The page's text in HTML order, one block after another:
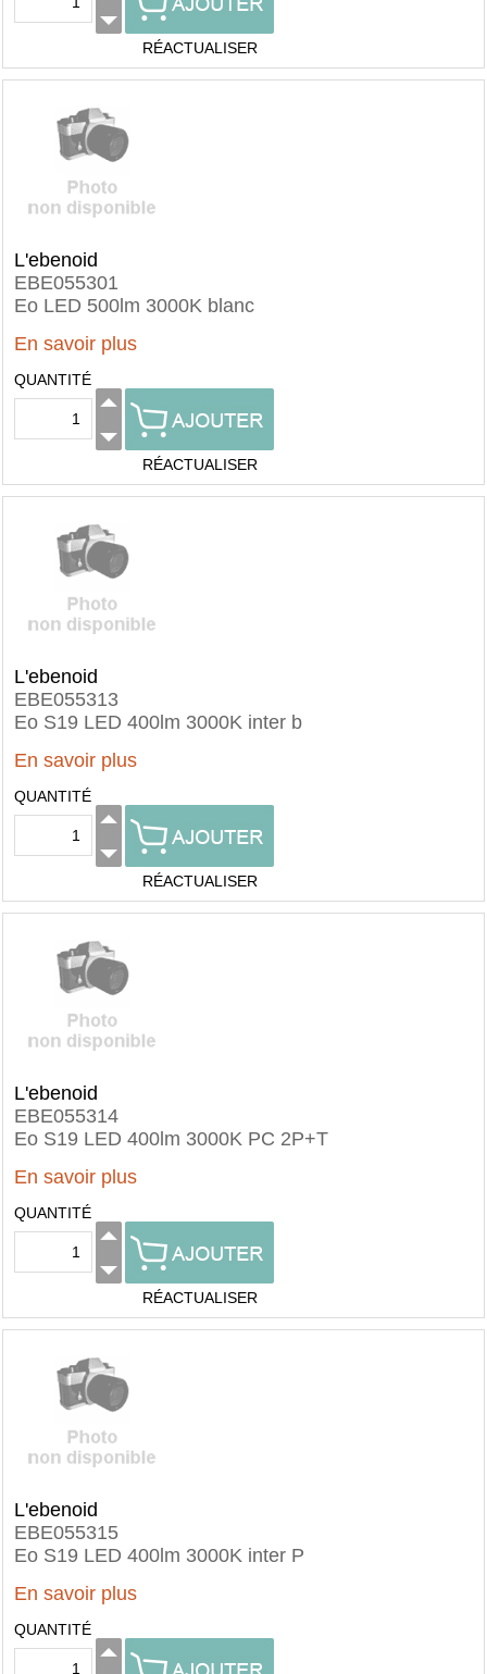
RÉACTUALISER
L'ebenoid
EBE055301
Eo LED 500lm 3000K blanc
En savoir plus
QUANTITÉ
RÉACTUALISER
L'ebenoid
EBE055313
Eo S19 LED 400lm 3000K inter b
En savoir plus
QUANTITÉ
RÉACTUALISER
L'ebenoid
EBE055314
Eo S19 LED 400lm 3000K PC 2P+T
En savoir plus
QUANTITÉ
RÉACTUALISER
L'ebenoid
EBE055315
Eo S19 LED 400lm 3000K inter P
En savoir plus
QUANTITÉ